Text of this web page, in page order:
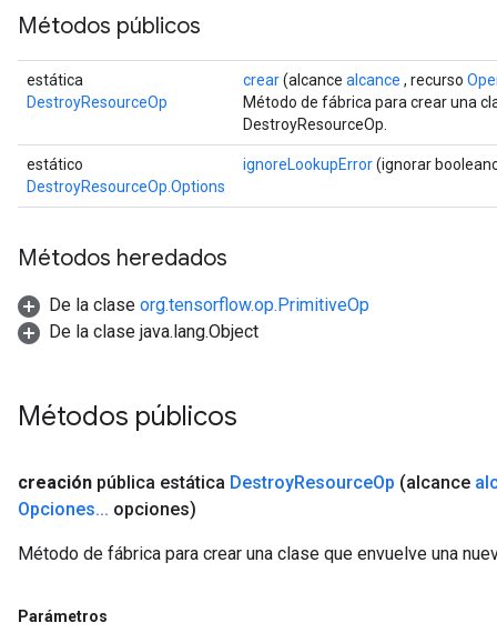
Métodos públicos
estática
DestroyResourceOp
crear(alcance alcance , recurso
Método de fábrica para crear una
DestroyResourceOp.
estático
DestroyResourceOp.Options
ignoreLookupError(ignorar
Métodos heredados
De la clase org.tensorflow.op.PrimitiveOp
De la clase java.lang.Object
Métodos públicos
creación pública estática DestroyResourceOp (alcance
Opciones... opciones)
Método de fábrica para crear una clase que envuelve una
Parámetros